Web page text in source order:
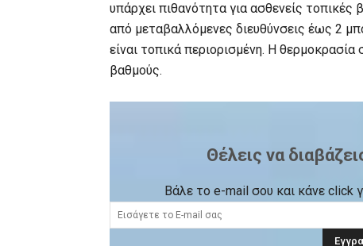
υπάρχει πιθανότητα για ασθενείς
από μεταβαλλόμενες διευθύνσεις έως 2
είναι τοπικά περιορισμένη. Η
βαθμούς.
Θέλεις να
Βάλε το e-mail σου και κάνε click